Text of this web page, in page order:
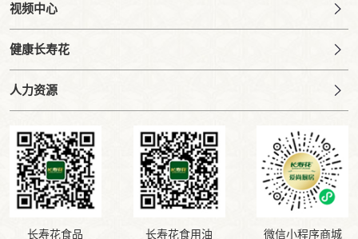
视频中心
健康长寿花
人力资源
长寿花食品 长寿花食用油 微信小程序商城